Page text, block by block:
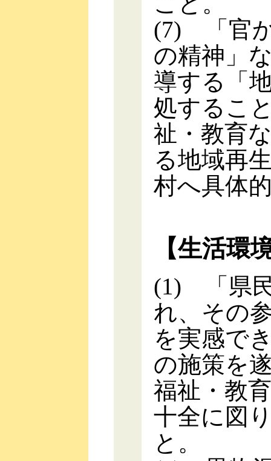
(7) 「官
の精神」
導する「
処するこ
祉・教育
る地域再
村へ具体
【生活環
(1) 「県
れ、その
を実感で
の施策を
福祉・教
十全に図
と。